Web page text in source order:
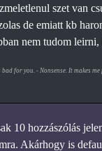
szet van
de emiatt kb
nem tudom
for you. - Nonsense. It makes
10 hozzászólás
Akárhogy is